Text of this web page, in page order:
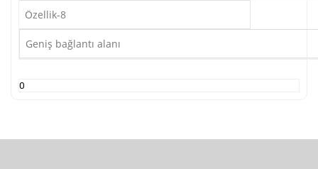
Özellik-8
Geniş bağlantı alanı
0